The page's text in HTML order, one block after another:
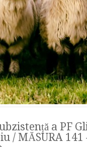
a PF
/ MĂSURA